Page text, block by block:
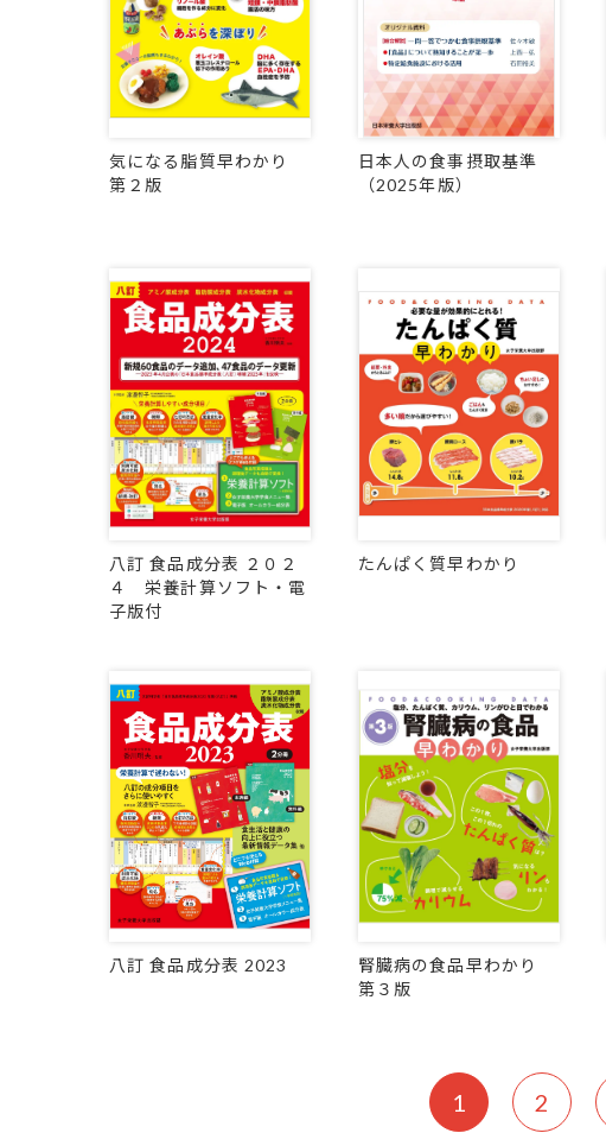
気になる脂質早わかり
第２版
日本人の食事摂取基準
（2025年版）
八訂 食品成分表 ２０２
４ 栄養計算ソフト・電
子版付
たんぱく質早わかり
八訂 食品成分表 2023
腎臓病の食品早わかり
第３版
1 2